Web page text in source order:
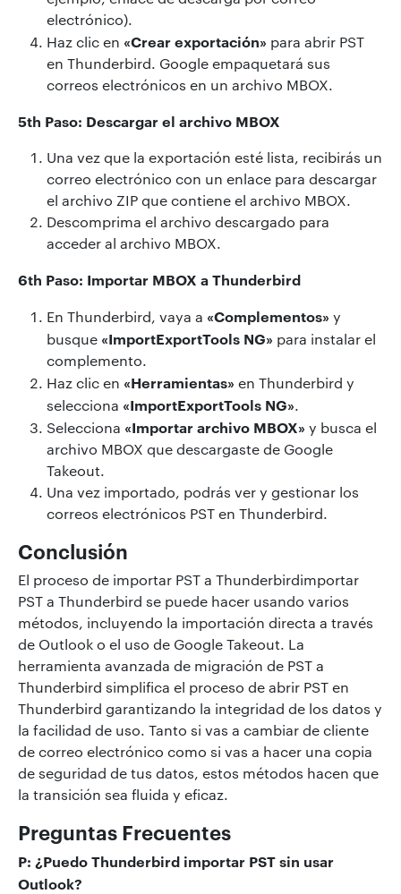
electrónico).
Haz clic en «Crear exportación» para abrir PST
en Thunderbird. Google empaquetará sus
correos electrónicos en un archivo MBOX.
5th Paso: Descargar el archivo MBOX
Una vez que la exportación esté lista, recibirás un
correo electrónico con un enlace para descargar
el archivo ZIP que contiene el archivo MBOX.
Descomprima el archivo descargado para
acceder al archivo MBOX.
6th Paso: Importar MBOX a Thunderbird
En Thunderbird, vaya a «Complementos» y
busque «ImportExportTools NG» para instalar el
complemento.
Haz clic en «Herramientas» en Thunderbird y
selecciona «ImportExportTools NG».
Selecciona «Importar archivo MBOX» y busca el
archivo MBOX que descargaste de Google
Takeout.
Una vez importado, podrás ver y gestionar los
correos electrónicos PST en Thunderbird.
Conclusión
El proceso de importar PST a Thunderbirdimportar
PST a Thunderbird se puede hacer usando varios
métodos, incluyendo la importación directa a través
de Outlook o el uso de Google Takeout. La
herramienta avanzada de migración de PST a
Thunderbird simplifica el proceso de abrir PST en
Thunderbird garantizando la integridad de los datos y
la facilidad de uso. Tanto si vas a cambiar de cliente
de correo electrónico como si vas a hacer una copia
de seguridad de tus datos, estos métodos hacen que
la transición sea fluida y eficaz.
Preguntas Frecuentes
P: ¿Puedo Thunderbird importar PST sin usar
Outlook?